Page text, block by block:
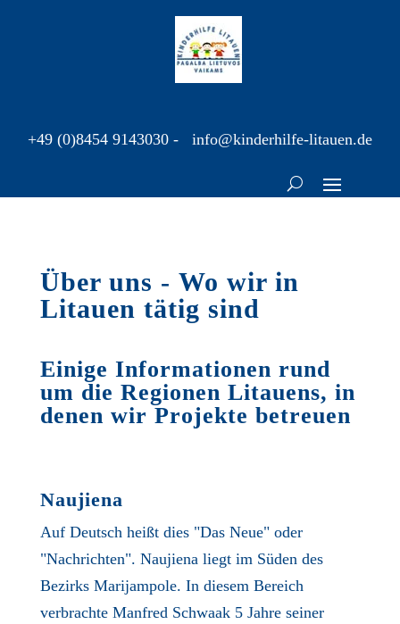
+49 (0)8454 9143030 - info@kinderhilfe-litauen.de
Über uns - Wo wir in
Litauen tätig sind
Einige Informationen rund
um die Regionen Litauens, in
denen wir Projekte betreuen
Naujiena
Auf Deutsch heißt dies "Das Neue" oder
"Nachrichten". Naujiena liegt im Süden des
Bezirks Marijampole. In diesem Bereich
verbrachte Manfred Schwaak 5 Jahre seiner